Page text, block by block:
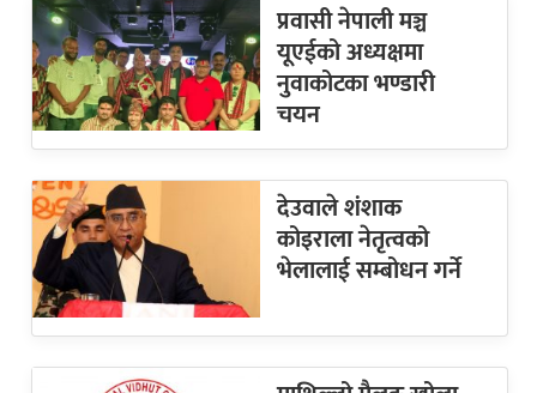
प्रवासी नेपाली मञ्च
यूएईको अध्यक्षमा
नुवाकोटका भण्डारी
चयन
देउवाले शंशाक
कोइराला नेतृत्वको
भेलालाई सम्बोधन गर्ने